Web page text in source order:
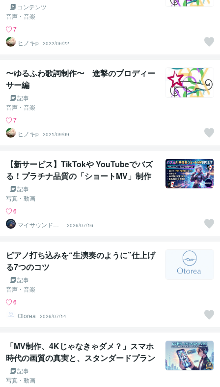
コンテンツ
音声・音楽
7
ヒノキp 2022/06/22
〜ゆるふわ歌詞制作〜 進撃のプロディー
サー編
記事
音声・音楽
7
ヒノキp 2021/09/09
【新サービス】TikTokや YouTubeでバズ
る！プラチナ品質の「ショートMV」制作
スタート！
記事
写真・動画
6
マイサウンドス
ケープ
2026/07/16
ピアノ打ち込みを“生演奏のように”仕上げ
る7つのコツ
記事
音声・音楽
6
Otorea
2026/07/14
「MV制作、4Kじゃなきゃダメ？」スマホ
時代の画質の真実と、スタンダードプラン
（1080p）で大満足できる理由
記事
写真・動画